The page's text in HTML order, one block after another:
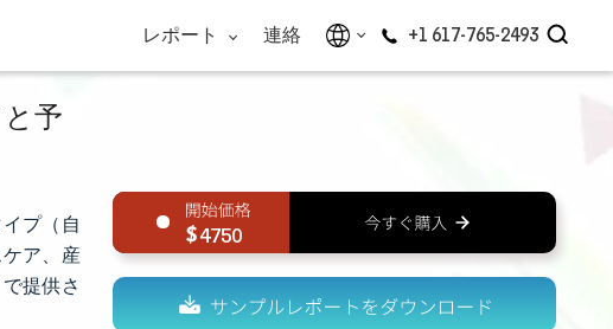
レポート 連絡 +1 617-765-2493
予
プ（自
ア、産
提供さ
4750